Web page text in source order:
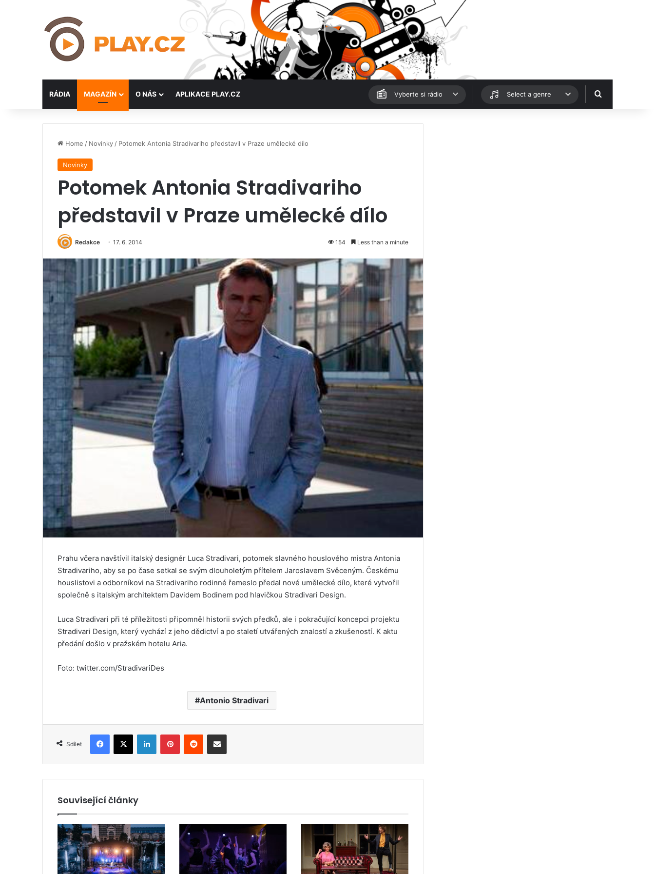
RÁDIA MAGAZÍN O NÁS APLIKACE PLAY.CZ Vyberte si rádio Select a genre Hledat
Home / Novinky / Potomek Antonia Stradivariho představil v Praze umělecké dílo
Novinky
Potomek Antonia Stradivariho
představil v Praze umělecké dílo
Redakce 17. 6. 2014 154 Less than a minute
Prahu včera navštívil italský designér Luca Stradivari, potomek slavného houslového mistra Antonia
Stradivariho, aby se po čase setkal se svým dlouholetým přítelem Jaroslavem Svěceným. Českému
houslistovi a odborníkovi na Stradivariho rodinné řemeslo předal nové umělecké dílo, které vytvořil
společně s italským architektem Davidem Bodinem pod hlavičkou Stradivari Design.
Luca Stradivari při té příležitosti připomněl historii svých předků, ale i pokračující koncepci projektu
Stradivari Design, který vychází z jeho dědictví a po staletí utvářených znalostí a zkušeností. K aktu
předání došlo v pražském hotelu Aria.
Foto: twitter.com/StradivariDes
Antonio Stradivari
Sdílet
Související články